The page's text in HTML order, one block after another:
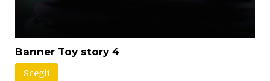
Banner Toy story 4
Scegli